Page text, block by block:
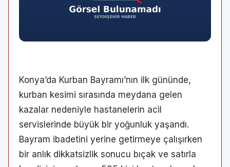
Konya’da Kurban Bayramı’nın ilk gününde,
kurban kesimi sırasında meydana gelen
kazalar nedeniyle hastanelerin acil
servislerinde büyük bir yoğunluk yaşandı.
Bayram ibadetini yerine getirmeye çalışırken
bir anlık dikkatsizlik sonucu bıçak ve satırla